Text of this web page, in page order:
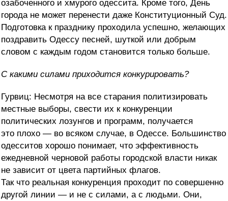
озабоченного и хмурого одессита. Кроме того, День
города не может перенести даже Конституционный Суд.
Подготовка к празднику проходила успешно, желающих
поздравить Одессу песней, шуткой или добрым
словом с каждым годом становится только больше.
С какими силами приходится конкурировать?
Гурвиц: Несмотря на все старания политизировать
местные выборы, свести их к конкуренции
политических лозунгов и программ, получается
это плохо — во всяком случае, в Одессе. Большинство
одесситов хорошо понимает, что эффективность
ежедневной черновой работы городской власти никак
не зависит от цвета партийных флагов.
Так что реальная конкуренция проходит по совершенно
другой линии — и не с силами, а с людьми. Они,